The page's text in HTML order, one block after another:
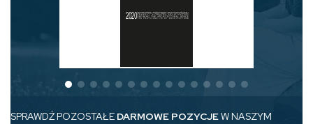
SPRAWDŹ POZOSTAŁE DARMOWE POZYCJEW NASZYM